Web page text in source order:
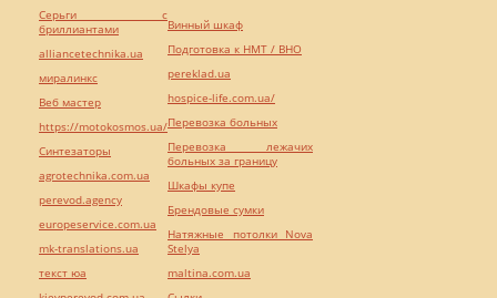
Серьги с
бриллиантами
alliancetechnika.ua
миралинкс
Веб мастер
https://motokosmos.ua/
Синтезаторы
agrotechnika.com.ua
perevod.agency
europeservice.com.ua
mk-translations.ua
текст юа
Винный шкаф
Подготовка к НМТ / ВНО
pereklad.ua
hospice-life.com.ua/
Перевозка больных
Перевозка лежачих
больных за границу
Шкафы купе
Брендовые сумки
Натяжные потолки Nova
Stelya
maltina.com.ua